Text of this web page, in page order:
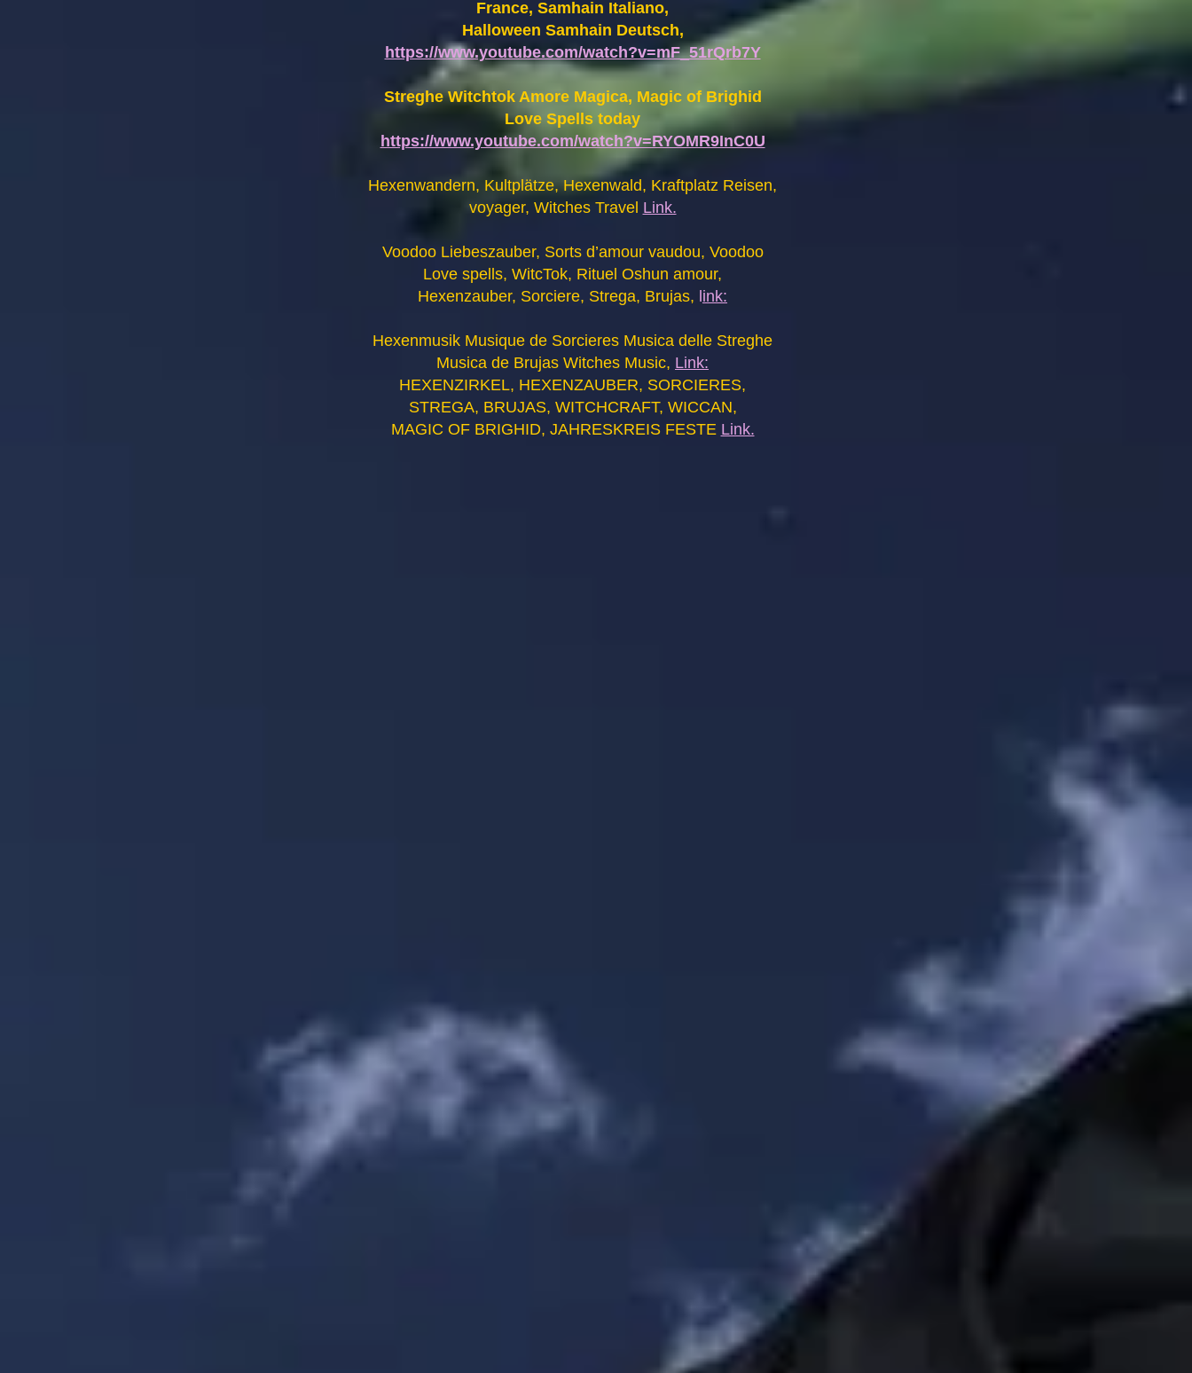
France, Samhain Italiano,
Halloween Samhain Deutsch,
https://www.youtube.com/watch?v=mF_51rQrb7Y
Streghe Witchtok Amore Magica, Magic of Brighid
Love Spells today
https://www.youtube.com/watch?v=RYOMR9InC0U
Hexenwandern, Kultplätze, Hexenwald, Kraftplatz Reisen,
voyager, Witches Travel Link.
Voodoo Liebeszauber, Sorts d’amour vaudou, Voodoo
Love spells, WitcTok, Rituel Oshun amour,
Hexenzauber, Sorciere, Strega, Brujas, ink:
Hexenmusik Musique de Sorcieres Musica delle Streghe
Musica de Brujas Witches Music, Link:
HEXENZIRKEL, HEXENZAUBER, SORCIERES,
STREGA, BRUJAS, WITCHCRAFT, WICCAN,
MAGIC OF BRIGHID, JAHRESKREIS FESTE Link.